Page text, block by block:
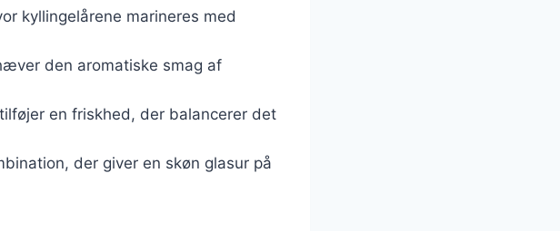
kyllingelårene marineres med
den aromatiske smag af
en friskhed, der balancerer det
der giver en skøn glasur på